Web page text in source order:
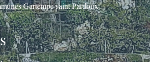
Gartempe saint Pardoux